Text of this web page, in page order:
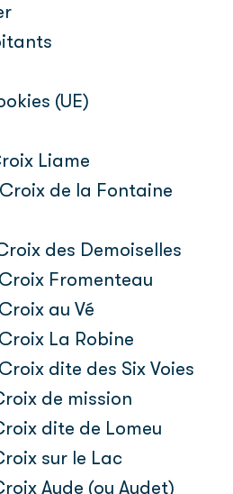
(UE)
Liame
de la Fontaine
des Demoiselles
Fromenteau
au Vé
La Robine
dite des Six Voies
de mission
dite de Lomeu
sur le Lac
Aude (ou Audet)